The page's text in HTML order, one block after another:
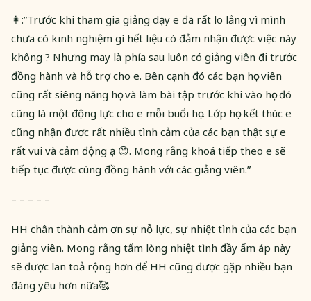
👩:”Trước khi tham gia giảng dạy e đã rất lo lắng vì mình
chưa có kinh nghiệm gì hết liệu có đảm nhận được việc này
không ? Nhưng may là phía sau luôn có giảng viên đi trước
đồng hành và hỗ trợ cho e. Bên cạnh đó các bạn học viên
cũng rất siêng năng học và làm bài tập trước khi vào học đó
cũng là một động lực cho e mỗi buổi học. Lớp học kết thúc e
cũng nhận được rất nhiều tình cảm của các bạn thật sự e
rất vui và cảm động ạ 😊. Mong rằng khoá tiếp theo e sẽ
tiếp tục được cùng đồng hành với các giảng viên.”
– – – – –
HH chân thành cảm ơn sự nỗ lực, sự nhiệt tình của các bạn
giảng viên. Mong rằng tấm lòng nhiệt tình đầy ấm áp này
sẽ được lan toả rộng hơn để HH cũng được gặp nhiều bạn
đáng yêu hơn nữa🥰